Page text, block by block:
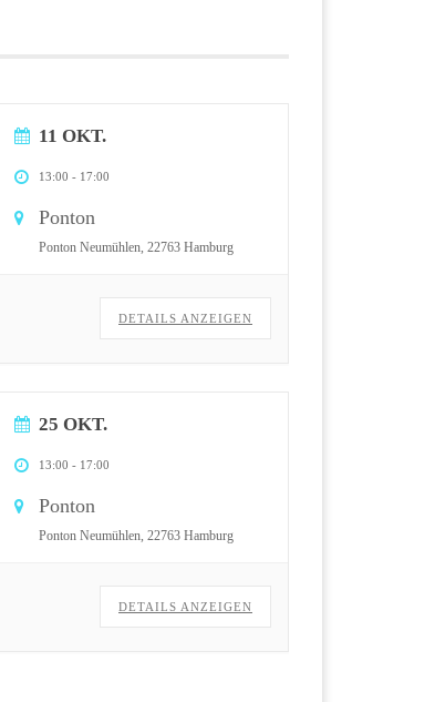
11 OKT.
13:00 - 17:00
Ponton
Ponton Neumühlen, 22763 Hamburg
DETAILS ANZEIGEN
25 OKT.
13:00 - 17:00
Ponton
Ponton Neumühlen, 22763 Hamburg
DETAILS ANZEIGEN